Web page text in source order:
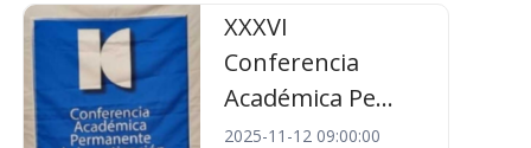
XXXVI
Conferencia
Académica Pe...
2025-11-12 09:00:00